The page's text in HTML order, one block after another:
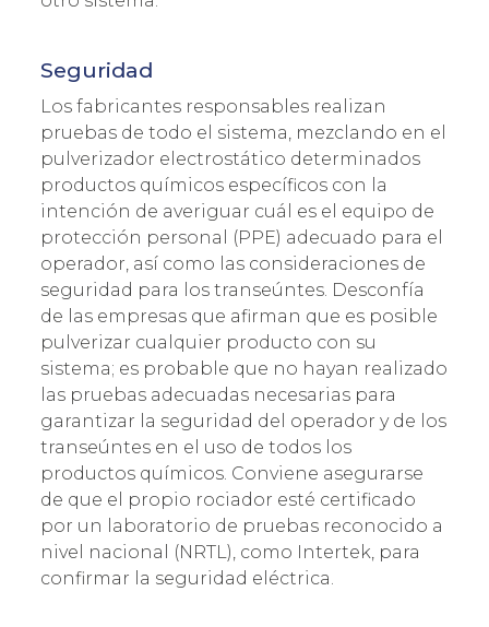
Seguridad
Los fabricantes responsables realizan
pruebas de todo el sistema, mezclando en el
pulverizador electrostático determinados
productos químicos específicos con la
intención de averiguar cuál es el equipo de
protección personal (PPE) adecuado para el
operador, así como las consideraciones de
seguridad para los transeúntes. Desconfía
de las empresas que afirman que es posible
pulverizar cualquier producto con su
sistema; es probable que no hayan realizado
las pruebas adecuadas necesarias para
garantizar la seguridad del operador y de los
transeúntes en el uso de todos los
productos químicos. Conviene asegurarse
de que el propio rociador esté certificado
por un laboratorio de pruebas reconocido a
nivel nacional (NRTL), como Intertek, para
confirmar la seguridad eléctrica.